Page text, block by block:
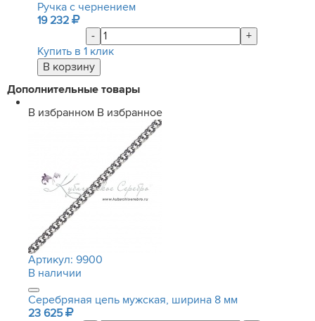
Ручка с чернением
19 232
-
+
Купить в 1 клик
Дополнительные товары
В избранном В избранное
Артикул: 9900
В наличии
Серебряная цепь мужская, ширина 8 мм
23 625